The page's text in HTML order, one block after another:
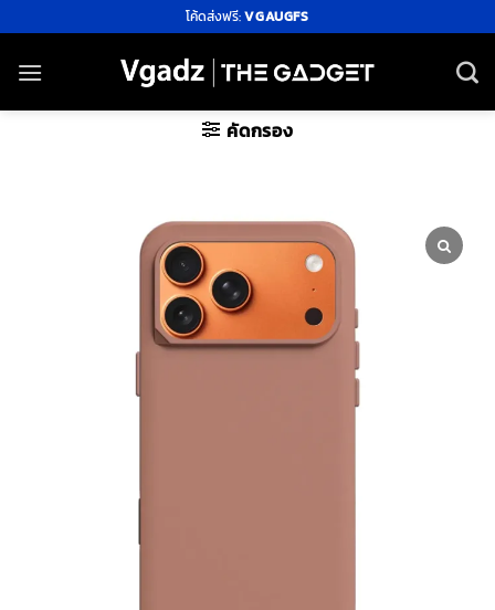
ไป
ยัง
โค้ดส่งฟรี:VGAUGFS
คัดกรอง